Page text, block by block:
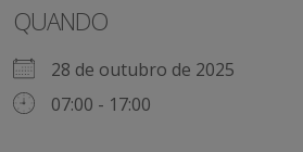
QUANDO
28 de outubro de 2025
07:00 - 17:00